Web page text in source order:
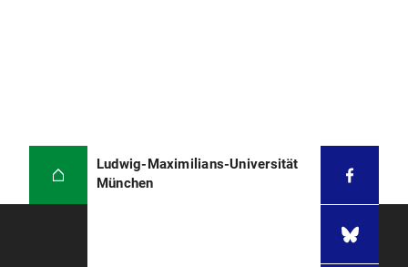
Ludwig-Maximilians-Universität
München